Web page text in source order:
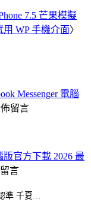
7.5 芒果模擬
用 WP 手機介面〉
Messenger 電腦
留言
官方下載 2026 最
言
準 千夏…